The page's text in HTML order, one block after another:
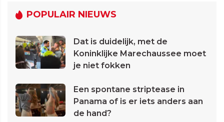
POPULAIR NIEUWS
Dat is duidelijk, met de
Koninklijke Marechaussee moet
je niet fokken
Een spontane striptease in
Panama of is er iets anders aan
de hand?